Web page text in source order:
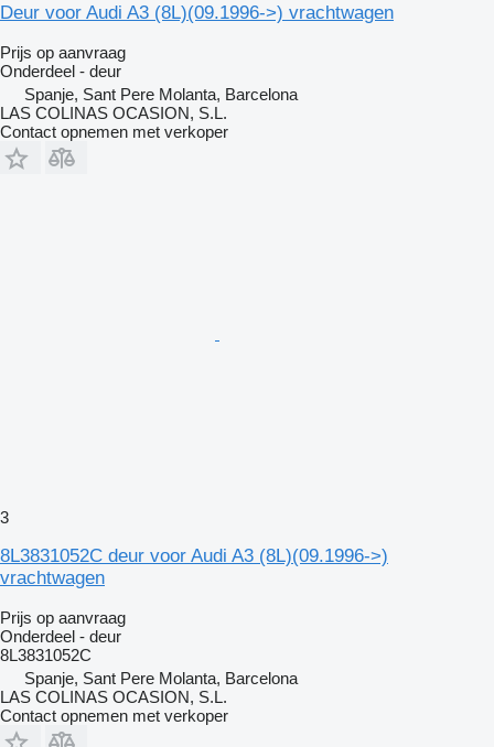
Deur voor Audi A3 (8L)(09.1996->) vrachtwagen
Prijs op aanvraag
Onderdeel - deur
Spanje, Sant Pere Molanta, Barcelona
LAS COLINAS OCASION, S.L.
Contact opnemen met verkoper
3
8L3831052C deur voor Audi A3 (8L)(09.1996->)
vrachtwagen
Prijs op aanvraag
Onderdeel - deur
8L3831052C
Spanje, Sant Pere Molanta, Barcelona
LAS COLINAS OCASION, S.L.
Contact opnemen met verkoper